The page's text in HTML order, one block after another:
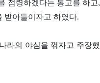
점령하겠다는 통고를 하
받아들이자고 하였다.
라의 야심을 꺾자고 주장